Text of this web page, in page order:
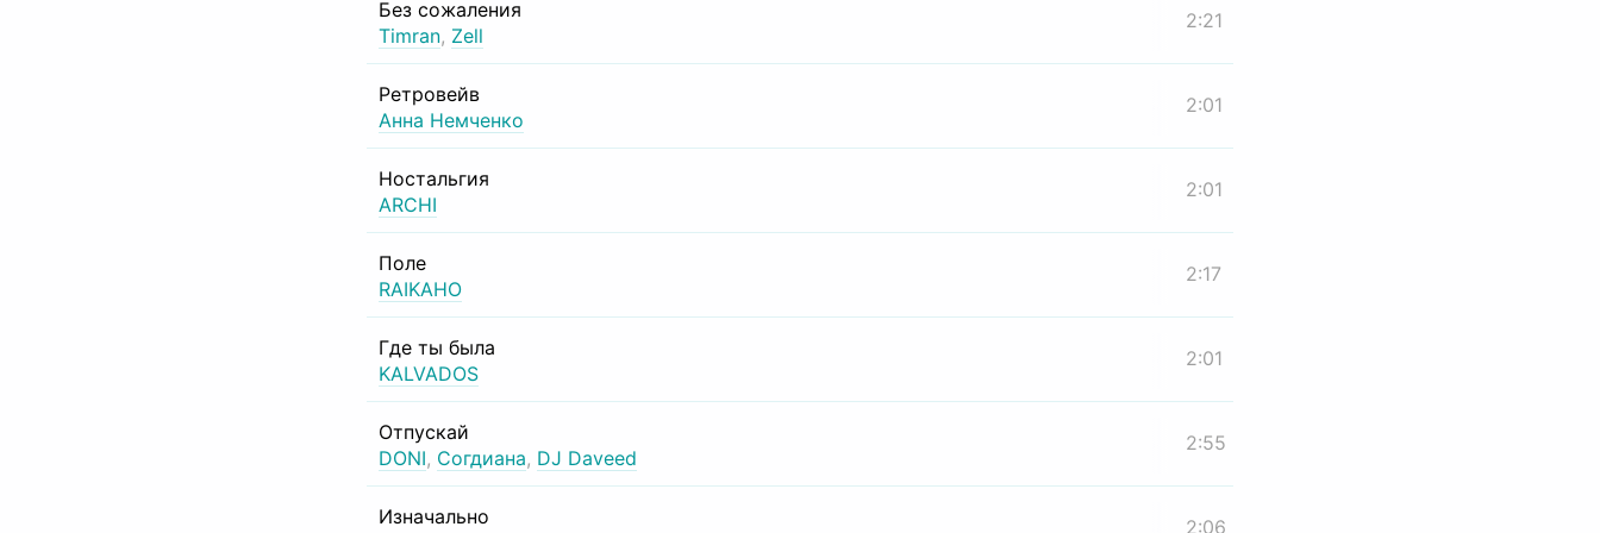
Без сожаления
Timran, Zell
2:21
Ретровейв
Анна Немченко
2:01
Ностальгия
ARCHI
2:01
Поле
RAIKAHO
2:17
Где ты была
KALVADOS
2:01
Отпускай
DONI, Согдиана, DJ Daveed
2:55
Изначально
2:06